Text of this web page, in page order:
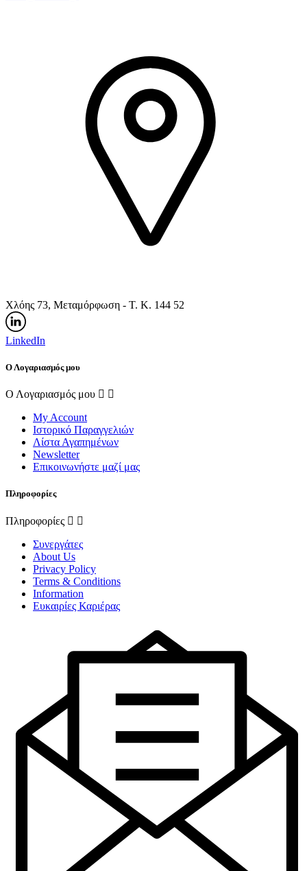
Χλόης 73, Μεταμόρφωση - Τ. Κ. 144 52
LinkedIn
Ο Λογαριασμός μου
Ο Λογαριασμός μου
My Account
Ιστορικό Παραγγελιών
Λίστα Αγαπημένων
Newsletter
Επικοινωνήστε μαζί μας
Πληροφορίες
Πληροφορίες
Συνεργάτες
About Us
Privacy Policy
Terms & Conditions
Information
Ευκαιρίες Καριέρας